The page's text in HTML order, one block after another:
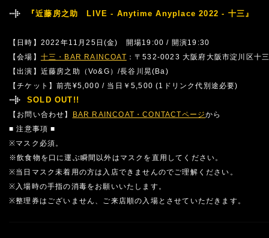
『近藤房之助 LIVE - Anytime Anyplace 2022 - 十三』
【日時】2022年11月25日(金) 開場19:00 / 開演19:30
【会場】 十三・BAR RAINCOAT ：〒532-0023 大阪府大阪市淀川区十
【出演】近藤房之助（Vo&G）/長谷川晃(Ba)
【チケット】前売¥5,000 / 当日￥5,500 (1ドリンク代別途必要)
SOLD OUT!!
【お問い合わせ】 BAR RAINCOAT・CONTACTページから
■ 注意事項 ■
※マスク必須。
※飲食物を口に運ぶ瞬間以外はマスクを直用してください。
※当日マスク未着用の方は入店できませんのでご理解ください。
※入場時の手指の消毒をお願いいたします。
※整理券はございません、ご来店順の入場とさせていただきます。